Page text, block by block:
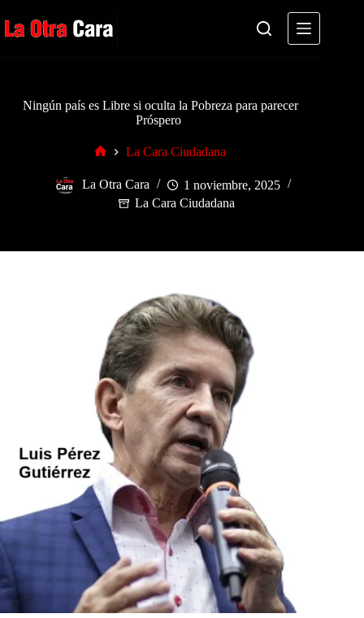
al
contenido
Ningún país es Libre si oculta la Pobreza para parecer
Próspero
La Cara Ciudadana
La Otra Cara
1 noviembre, 2025
La Cara Ciudadana